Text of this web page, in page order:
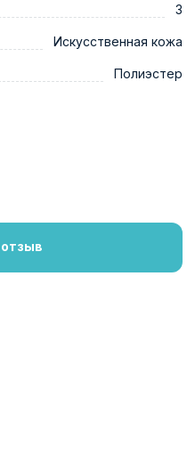
3
Искусственная кожа
Полиэстер